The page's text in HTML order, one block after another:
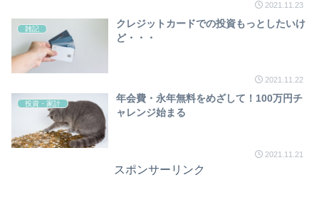
2021.11.23
雑記
クレジットカードでの投資もっとしたいけ
ど・・・
2021.11.22
投資・家計
年会費・永年無料をめざして！100万円チ
ャレンジ始まる
2021.11.21
スポンサーリンク